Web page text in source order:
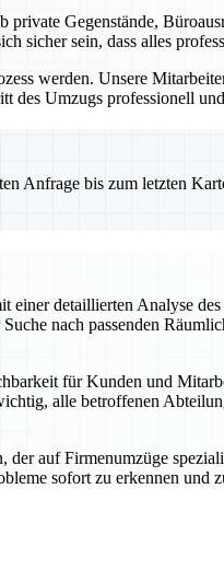
Gegenstände,
sicher sein, dass alles
werden. Unsere
des Umzugs professionell
Anfrage bis zum letzten
detaillierten Analyse
nach passenden
für Kunden und
alle betroffenen
auf Firmenumzüge
sofort zu erkennen und